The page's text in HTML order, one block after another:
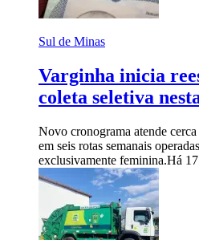
Sul de Minas
Varginha inicia
coleta seletiva
Novo cronograma atende
em seis rotas semanais
exclusivamente feminina.Há